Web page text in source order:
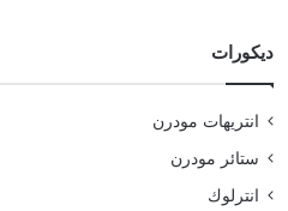
ديكورات
انتريهات مودرن
ستائر مودرن
انترلوك